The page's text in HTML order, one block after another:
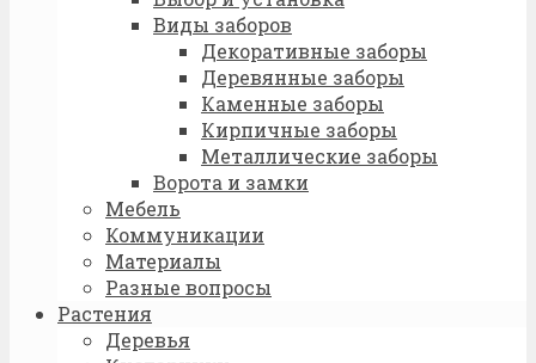
Виды заборов
Декоративные заборы
Деревянные заборы
Каменные заборы
Кирпичные заборы
Металлические заборы
Ворота и замки
Мебель
Коммуникации
Материалы
Разные вопросы
Растения
Деревья